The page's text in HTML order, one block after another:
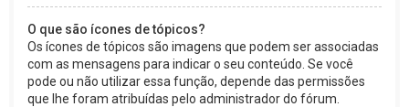
O que são ícones de tópicos?
Os ícones de tópicos são imagens que podem ser associadas
com as mensagens para indicar o seu conteúdo. Se você
pode ou não utilizar essa função, depende das permissões
que lhe foram atribuídas pelo administrador do fórum.